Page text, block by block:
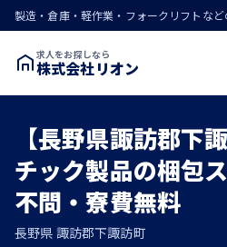
求人をお探しなら
株式会社リオン
【長野県諏訪郡下
チック製品の梱包
不問・寮費無料
長野県 諏訪郡下諏訪町